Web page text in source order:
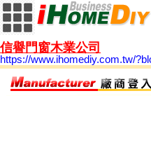
信譽門窗木業公司
https://www.ihomediy.com.tw/